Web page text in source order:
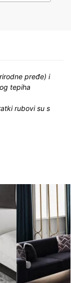
pređe) i
tepiha
rubovi su s